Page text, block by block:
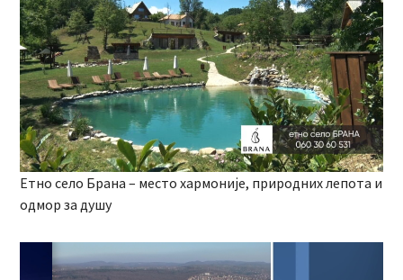
Етно село Брана – место хармоније, природних лепота и
одмор за душу